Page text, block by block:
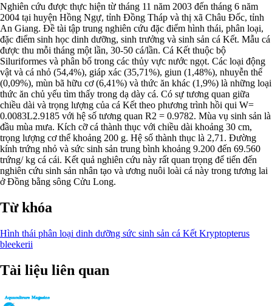
Nghiên cứu được thực hiện từ tháng 11 năm 2003 đến tháng 6 năm
2004 tại huyện Hồng Ngự, tỉnh Đồng Tháp và thị xã Châu Đốc, tỉnh
An Giang. Đề tài tập trung nghiên cứu đặc điểm hình thái, phân loại,
đặc điểm sinh học dinh dưỡng, sinh trưởng và sinh sản cá Kết. Mẫu cá
được thu mỗi tháng một lần, 30-50 cá/lần. Cá Kết thuộc bộ
Siluriformes và phân bố trong các thủy vực nước ngọt. Các loại động
vật và cá nhỏ (54,4%), giáp xác (35,71%), giun (1,48%), nhuyễn thể
(0,09%), mùn bã hữu cơ (6,41%) và thức ăn khác (1,9%) là những loại
thức ăn chủ yếu tìm thấy trong dạ dày cá. Có sự tương quan giữa
chiều dài và trọng lượng của cá Kết theo phương trình hồi qui W=
0.0083L2.9185 với hệ số tương quan R2 = 0.9782. Mùa vụ sinh sản là
đầu mùa mưa. Kích cỡ cá thành thục với chiều dài khoảng 30 cm,
trọng lượng cơ thể khoảng 200 g. Hệ số thành thục là 2,71. Đường
kính trứng nhỏ và sức sinh sản trung bình khoảng 9.200 đến 69.560
trứng/ kg cá cái. Kết quả nghiên cứu này rất quan trọng để tiến đến
nghiên cứu sinh sản nhân tạo và ương nuôi loài cá này trong tương lai
ở Đồng bằng sông Cửu Long.
Từ khóa
Hình thái phân loại dinh dưỡng sức sinh sản cá Kết Kryptopterus
bleekerii
Tài liệu liên quan